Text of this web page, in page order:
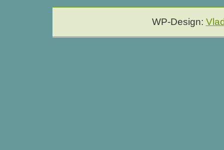
WP-Design: